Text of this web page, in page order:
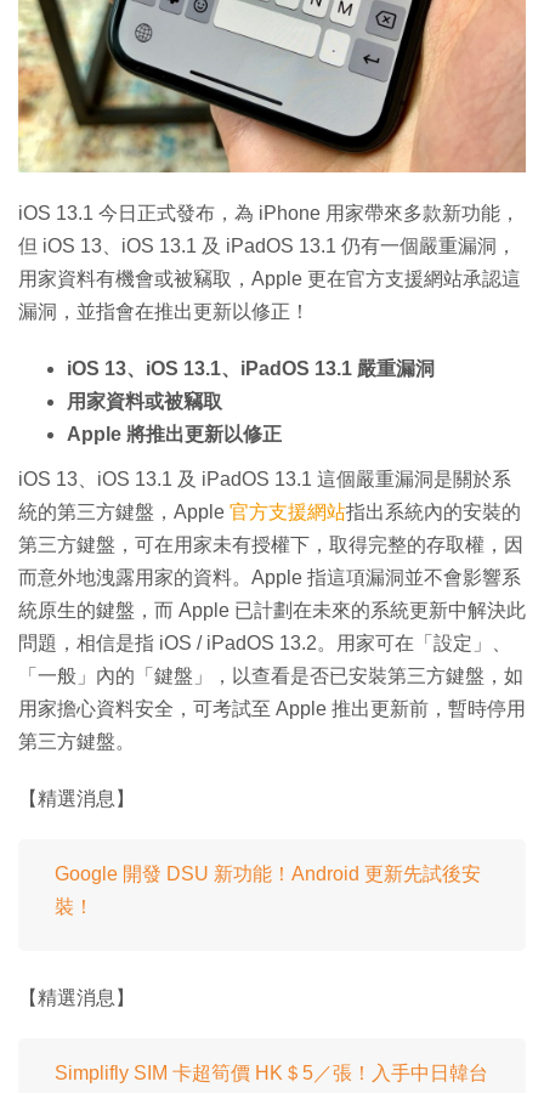
特集
iOS 13.1 今日正式發布，為 iPhone 用家帶來多款新功能，
但 iOS 13、iOS 13.1 及 iPadOS 13.1 仍有一個嚴重漏洞，
用家資料有機會或被竊取，Apple 更在官方支援網站承認這
漏洞，並指會在推出更新以修正！
iOS 13、iOS 13.1、iPadOS 13.1 嚴重漏洞
用家資料或被竊取
Apple 將推出更新以修正
iOS 13、iOS 13.1 及 iPadOS 13.1 這個嚴重漏洞是關於系
統的第三方鍵盤，Apple 官方支援網站指出系統內的安裝的
第三方鍵盤，可在用家未有授權下，取得完整的存取權，因
而意外地洩露用家的資料。Apple 指這項漏洞並不會影響系
統原生的鍵盤，而 Apple 已計劃在未來的系統更新中解決此
問題，相信是指 iOS / iPadOS 13.2。用家可在「設定」、
「一般」內的「鍵盤」，以查看是否已安裝第三方鍵盤，如
用家擔心資料安全，可考試至 Apple 推出更新前，暫時停用
第三方鍵盤。
【精選消息】
Google 開發 DSU 新功能！Android 更新先試後安
裝！
【精選消息】
Simplifly SIM 卡超筍價 HK＄5／張！入手中日韓台